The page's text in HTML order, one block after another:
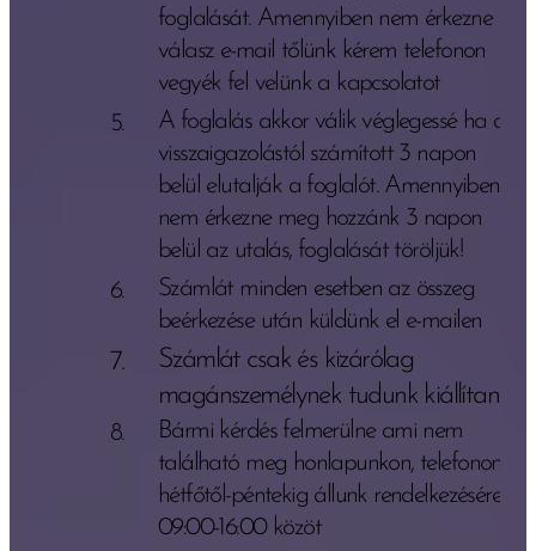
foglalását. Amennyiben nem érkezne
válasz e-mail tőlünk kérem telefonon
vegyék fel velünk a kapcsolatot
A foglalás akkor válik véglegessé ha a
visszaigazolástól számított 3 napon
belül elutalják a foglalót. Amennyiben
nem érkezne meg hozzánk 3 napon
belül az utalás, foglalását töröljük!
Számlát minden esetben az összeg
beérkezése után küldünk el e-mailen
Számlát csak és kizárólag
magánszemélynek tudunk kiállítani!
Bármi kérdés felmerülne ami nem
található meg honlapunkon, telefonon
hétfőtől-péntekig állunk rendelkezésére
09:00-16:00 közöt